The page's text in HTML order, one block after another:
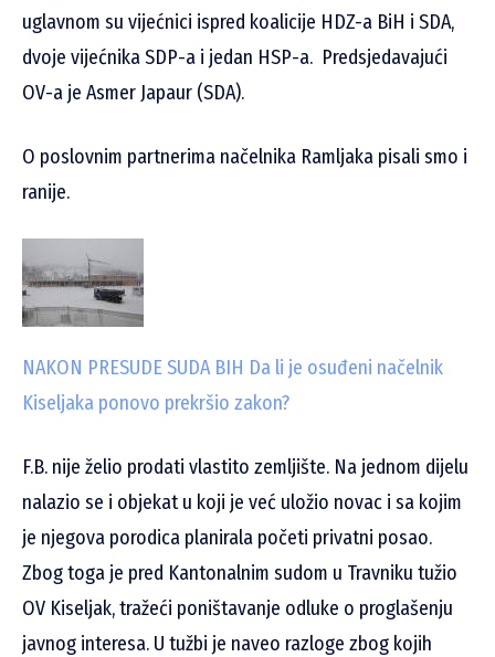
uglavnom su vijećnici ispred koalicije HDZ-a BiH i SDA,
dvoje vijećnika SDP-a i jedan HSP-a. Predsjedavajući
OV-a je Asmer Japaur (SDA).
O poslovnim partnerima načelnika Ramljaka pisali smo i
ranije.
NAKON PRESUDE SUDA BIH Da li je osuđeni načelnik
Kiseljaka ponovo prekršio zakon?
F.B. nije želio prodati vlastito zemljište. Na jednom dijelu
nalazio se i objekat u koji je već uložio novac i sa kojim
je njegova porodica planirala početi privatni posao.
Zbog toga je pred Kantonalnim sudom u Travniku tužio
OV Kiseljak, tražeći poništavanje odluke o proglašenju
javnog interesa. U tužbi je naveo razloge zbog kojih